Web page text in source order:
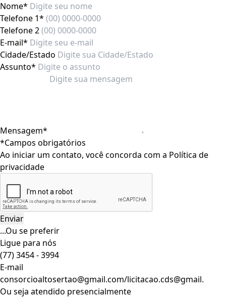
Nome*
Telefone 1*
Telefone 2
E-mail*
Cidade/Estado
Assunto*
Mensagem*
*Campos obrigatórios
Ao iniciar um contato, você concorda com a Política de
privacidade
...Ou se preferir
Ligue para nós
(77) 3454 - 3994
E-mail
consorcioaltosertao@gmail.com/licitacao.cds@gmail.
Ou seja atendido presencialmente